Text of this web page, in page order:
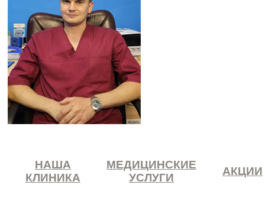
НАША
КЛИНИКА
МЕДИЦИНСКИЕ
УСЛУГИ
АКЦИИ